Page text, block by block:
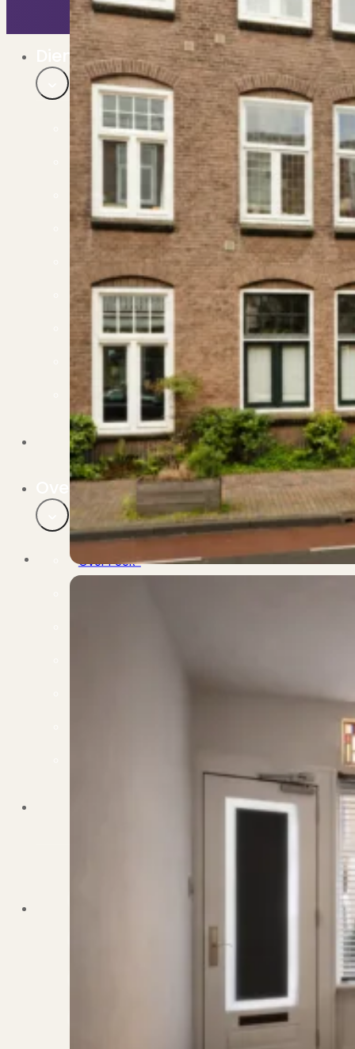
Bekijk ons huuraanbod..
Nieuwbouw projecten
De toekomst, te koop..
Diensten
Verkoop
Begeleiding naar een succesvolle verkoop
Aankoop
Samen vinden wij jouw droomwoning
Taxatie
Voldoe aan alle wettelijke eisen
Stille Verkoop
Verkoop jouw huis discreet..
Nieuwbouw verkopen
Vraagt om specialistische kennis...
Verhuren
Verhuur uw woning via ons netwerk
Verhuur & Beheer
Huurwoningen én beheer op maat
Verbouwen
Wil jij jouw huis renoveren? Geen probleem!
Alle diensten
Bekijk het overzicht van alle diensten..
Over PUUR*
Over PUUR*
Wie zijn wij?